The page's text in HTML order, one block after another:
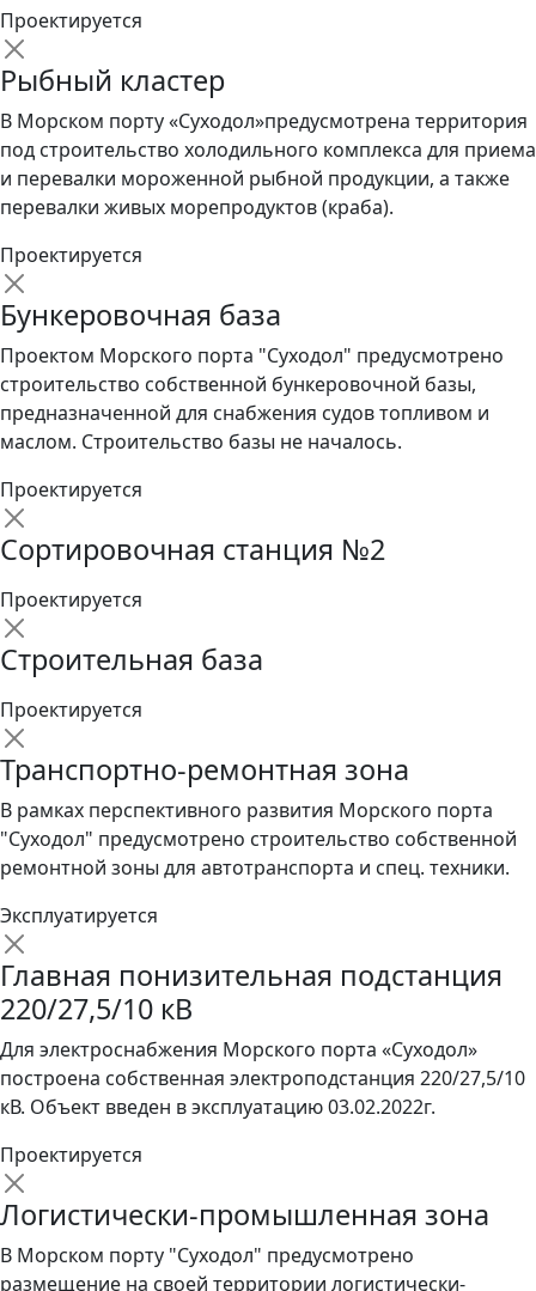
Проектируется
Рыбный кластер
В Морском порту «Суходол»предусмотрена территория
под строительство холодильного комплекса для приема
и перевалки мороженной рыбной продукции, а также
перевалки живых морепродуктов (краба).
Проектируется
Бункеровочная база
Проектом Морского порта "Суходол" предусмотрено
строительство собственной бункеровочной базы,
предназначенной для снабжения судов топливом и
маслом. Строительство базы не началось.
Проектируется
Сортировочная станция №2
Проектируется
Строительная база
Проектируется
Транспортно-ремонтная зона
В рамках перспективного развития Морского порта
"Суходол" предусмотрено строительство собственной
ремонтной зоны для автотранспорта и спец. техники.
Эксплуатируется
Главная понизительная подстанция
220/27,5/10 кВ
Для электроснабжения Морского порта «Суходол»
построена собственная электроподстанция 220/27,5/10
кВ. Объект введен в эксплуатацию 03.02.2022г.
Проектируется
Логистически-промышленная зона
В Морском порту "Суходол" предусмотрено
размещение на своей территории логистически-